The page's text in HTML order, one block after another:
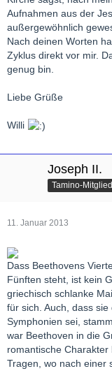
Aufnahmen aus der
außergewöhnlich
Nach deinen Worten
Zyklus direkt vor mir.
genug bin.
Liebe Grüße
Willi
Joseph II.
Tamino-Mitglied
11. Januar 2013
Dass Beethovens
Fünften steht, ist kein
griechisch schlanke
für sich. Auch, dass
Symphonien sei,
war Beethoven in die
romantische
Tragen, wo nach einer